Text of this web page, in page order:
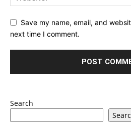
Save my name, email, and
next time I comment.
Search